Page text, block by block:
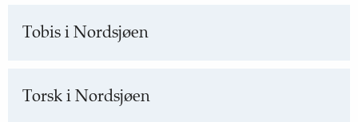
Tobis i Nordsjøen
Torsk i Nordsjøen